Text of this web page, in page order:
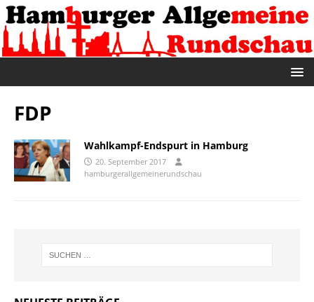
FDP
Wahlkampf-Endspurt in Hamburg
20. September 2017
hamburgerallgemeinerundschau